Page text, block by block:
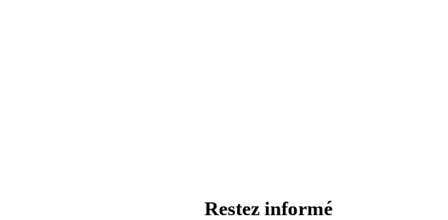
Restez informé